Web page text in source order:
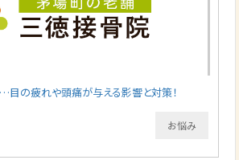
の疲れや頭痛が与える影響と対策！
お悩み